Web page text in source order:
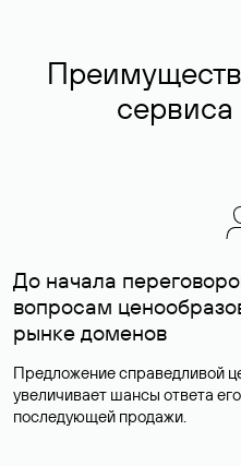
До начала
вопросам
рынке доменов
Предложение справедливой
увеличивает шансы ответа
последующей продажи.